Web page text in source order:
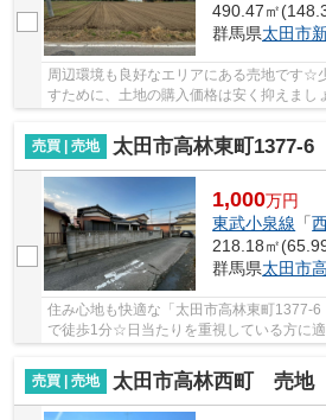
490.47㎡
群馬県太田市
周辺環境も良好なエリアにある売地です☆
すために、土地の購入価格は安く抑えま
売買 | 売地
太田市高林東町1377-
1,000万円
東武小泉線 「
218.18㎡
群馬県太田市
住み心地も快適な「太田市高林東町1377-
で徒歩1分☆日当たりを重視している方に
売買 | 売地
太田市高林西町 売地